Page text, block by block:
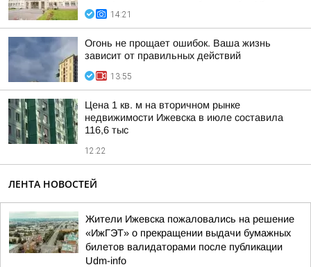
14:21
Огонь не прощает ошибок. Ваша жизнь
зависит от правильных действий
13:55
Цена 1 кв. м на вторичном рынке
недвижимости Ижевска в июле составила
116,6 тыс
12:22
ЛЕНТА НОВОСТЕЙ
Жители Ижевска пожаловались на решение
«ИжГЭТ» о прекращении выдачи бумажных
билетов валидаторами после публикации
Udm-info